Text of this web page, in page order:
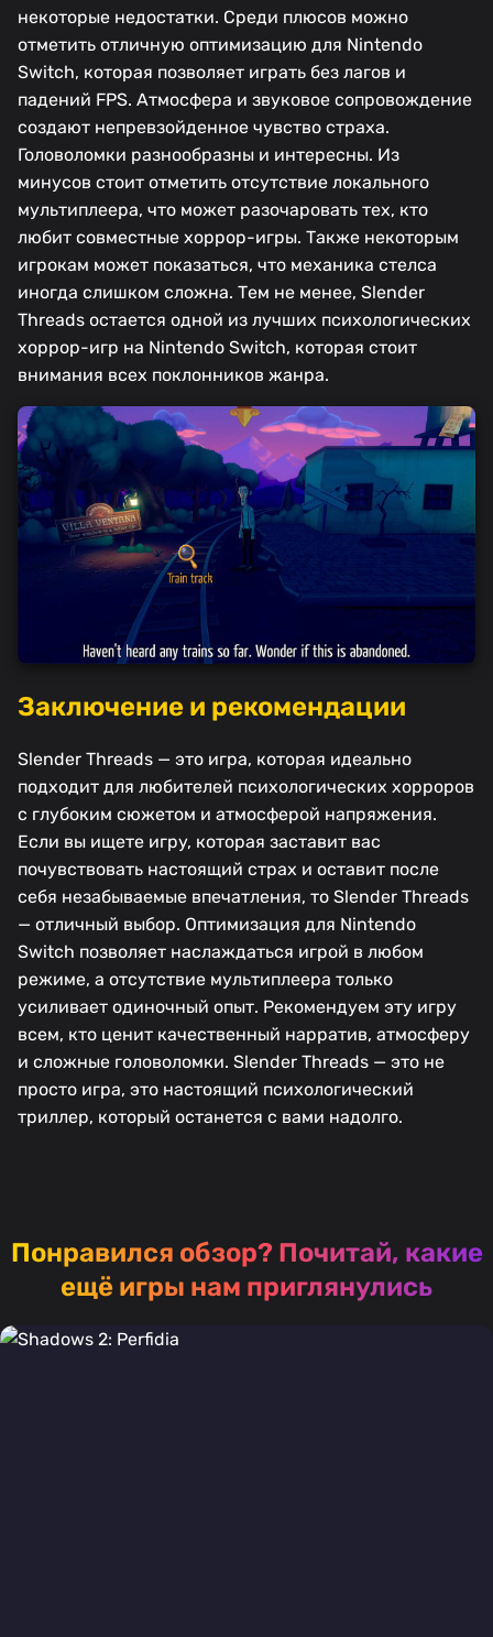
некоторые недостатки. Среди плюсов можно
отметить отличную оптимизацию для Nintendo
Switch, которая позволяет играть без лагов и
падений FPS. Атмосфера и звуковое сопровождение
создают непревзойденное чувство страха.
Головоломки разнообразны и интересны. Из
минусов стоит отметить отсутствие локального
мультиплеера, что может разочаровать тех, кто
любит совместные хоррор-игры. Также некоторым
игрокам может показаться, что механика стелса
иногда слишком сложна. Тем не менее, Slender
Threads остается одной из лучших психологических
хоррор-игр на Nintendo Switch, которая стоит
внимания всех поклонников жанра.
Заключение и рекомендации
Slender Threads — это игра, которая идеально
подходит для любителей психологических хорроров
с глубоким сюжетом и атмосферой напряжения.
Если вы ищете игру, которая заставит вас
почувствовать настоящий страх и оставит после
себя незабываемые впечатления, то Slender Threads
— отличный выбор. Оптимизация для Nintendo
Switch позволяет наслаждаться игрой в любом
режиме, а отсутствие мультиплеера только
усиливает одиночный опыт. Рекомендуем эту игру
всем, кто ценит качественный нарратив, атмосферу
и сложные головоломки. Slender Threads — это не
просто игра, это настоящий психологический
триллер, который останется с вами надолго.
Понравился обзор? Почитай, какие
ещё игры нам приглянулись